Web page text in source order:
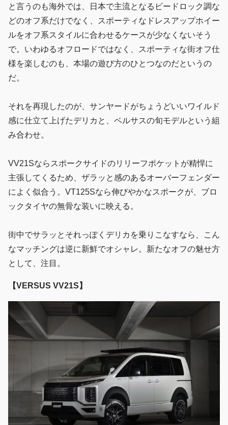
と言うのも海外では、日本で主流となるビードロック調な
どのオフ系だけでなく、スポーティなドレスアップホイー
ルをオフ系スタイルに合わせるケースが少なくないそう
で。いわゆるオフロードではなく、スポーティな街オフ仕
様を楽しむのも、本場の遊び方のひとつなのだというの
だ。
それを再現したのが、サンヤードがちょうどいいワイルド
感に仕立て上げたデリカと、ベルサスの旬モデルという組
み合わせ。
VV21Sならスポークサイドのリリーフポケットが精悍に
主張してくるため、ザラッと感のあるオーバーフェンダー
によく似合う。VT125Sなら伸びやかなスポークが、ブロ
ックタイヤの無骨な装いに映える。
街中でサラッとそれっぽくデリカを乗りこなすなら、こん
なマッチングは逆に新鮮でオシャレ。新たなオフの魅せ方
として、注目。
【VERSUS VV21S】